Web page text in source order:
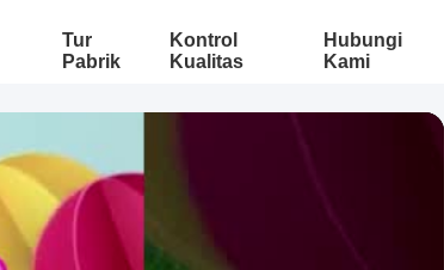
Tur
Pabrik
Kontrol
Kualitas
Hubungi
Kami